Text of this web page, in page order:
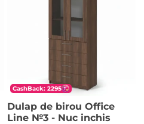
CashBack: 2295
Dulap de birou Office
Line №3 - Nuc inchis